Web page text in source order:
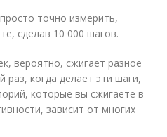
точно измерить,
сделав 10 000 шагов.
вероятно, сжигает разное
раз, когда делает эти шаги,
которые вы сжигаете в
зависит от многих